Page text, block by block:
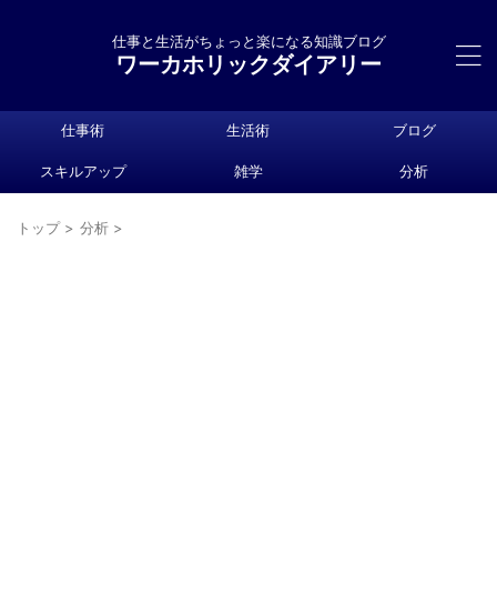
仕事と生活がちょっと楽になる知識ブログ
ワーカホリックダイアリー
仕事術 生活術 ブログ
スキルアップ 雑学 分析
トップ > 分析 >